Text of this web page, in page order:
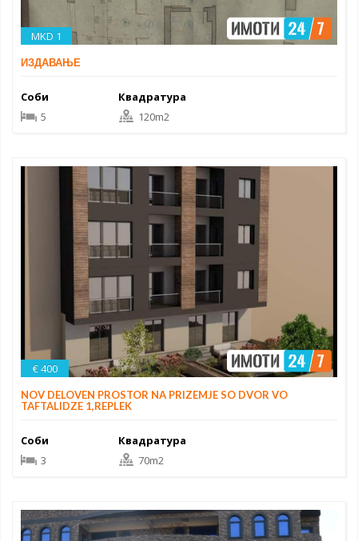
MKD 1
ИЗДАВАЊЕ
Соби
5
Квадратура
120m2
€ 400
NOV DELOVEN PROSTOR NA PRIZEMJE SO DVOR VO
TAFTALIDZE 1,REPLEK
Соби
3
Квадратура
70m2